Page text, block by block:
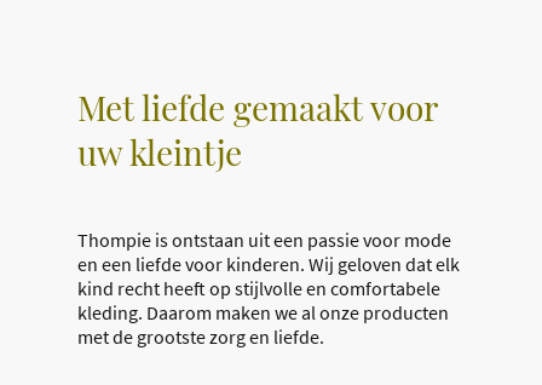
Met liefde gemaakt voor
uw kleintje
Thompie is ontstaan uit een passie voor mode
en een liefde voor kinderen. Wij geloven dat elk
kind recht heeft op stijlvolle en comfortabele
kleding. Daarom maken we al onze producten
met de grootste zorg en liefde.